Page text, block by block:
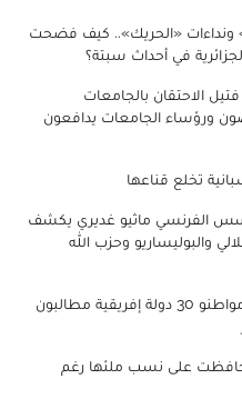
«الحريك».. كيف فضحت
في أحداث سبتة؟
الاحتقان بالجامعات
ورؤساء الجامعات يدافعون
تخلع قناعها
الفرنسي ماثيو غديري يكشف
والبوليساريو وحزب الله
تأشيرة الدخول للولايات المتحدة: مواطنو 30 دولة إفريقية مطالبون
على نسب ملئها رغم